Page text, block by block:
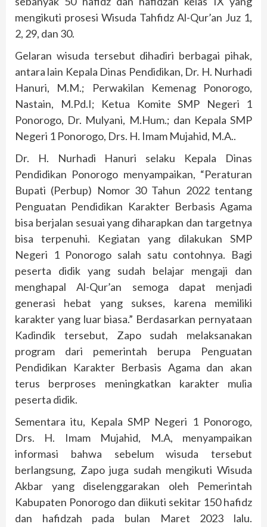
mengikuti prosesi Wisuda Tahfidz Al-Qur’an Juz 1,
2, 29, dan 30.
Gelaran wisuda tersebut dihadiri berbagai pihak,
antara lain Kepala Dinas Pendidikan, Dr. H. Nurhadi
Hanuri, M.M.; Perwakilan Kemenag Ponorogo,
Nastain, M.Pd.I; Ketua Komite SMP Negeri 1
Ponorogo, Dr. Mulyani, M.Hum.; dan Kepala SMP
Negeri 1 Ponorogo, Drs. H. Imam Mujahid, M.A..
Dr. H. Nurhadi Hanuri selaku Kepala Dinas
Pendidikan Ponorogo menyampaikan, “Peraturan
Bupati (Perbup) Nomor 30 Tahun 2022 tentang
Penguatan Pendidikan Karakter Berbasis Agama
bisa berjalan sesuai yang diharapkan dan targetnya
bisa terpenuhi. Kegiatan yang dilakukan SMP
Negeri 1 Ponorogo salah satu contohnya. Bagi
peserta didik yang sudah belajar mengaji dan
menghapal Al-Qur’an semoga dapat menjadi
generasi hebat yang sukses, karena memiliki
karakter yang luar biasa.” Berdasarkan pernyataan
Kadindik tersebut, Zapo sudah melaksanakan
program dari pemerintah berupa Penguatan
Pendidikan Karakter Berbasis Agama dan akan
terus berproses meningkatkan karakter mulia
peserta didik.
Sementara itu, Kepala SMP Negeri 1 Ponorogo,
Drs. H. Imam Mujahid, M.A, menyampaikan
informasi bahwa sebelum wisuda tersebut
berlangsung, Zapo juga sudah mengikuti Wisuda
Akbar yang diselenggarakan oleh Pemerintah
Kabupaten Ponorogo dan diikuti sekitar 150 hafidz
dan hafidzah pada bulan Maret 2023 lalu.